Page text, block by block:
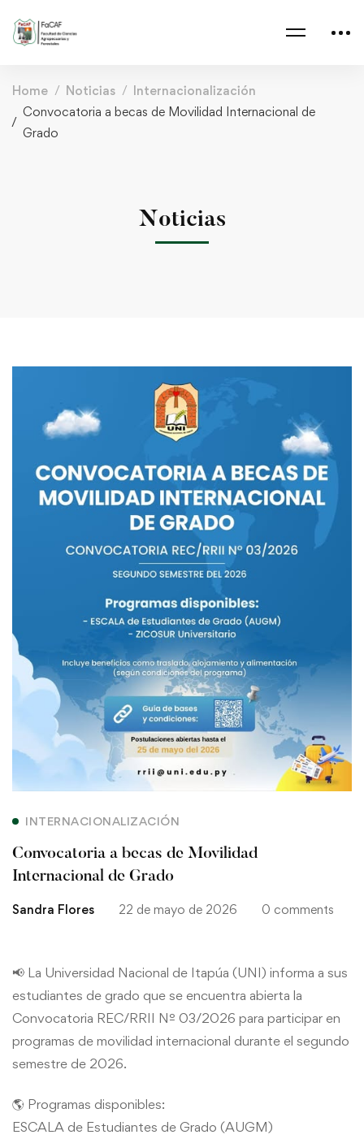
Home Noticias
Internacionalización
Convocatoria a becas de Movilidad Internacional de
Grado
Noticias
Convocatoria
de
Movilidad
Internacional
Grado
INTERNACIONALIZACIÓN
Convocatoria a becas de Movilidad
Internacional de Grado
Sandra Flores 22 de mayo de 2026 0 comments
📢 La Universidad Nacional de Itapúa (UNI) informa a sus
estudiantes de grado que se encuentra abierta la
Convocatoria REC/RRII Nº 03/2026 para participar en
programas de movilidad internacional durante el segundo
semestre de 2026.
🌎 Programas disponibles:
ESCALA de Estudiantes de Grado (AUGM)